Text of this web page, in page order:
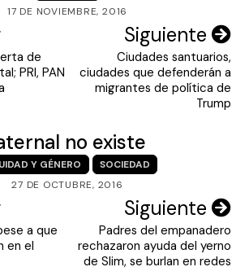
17 DE NOVIEMBRE, 2016
de
PRI, PAN
Siguiente
Ciudades santuarios,
ciudades que defenderán a
migrantes de política de
Trump
no existe
Y GÉNERO
SOCIEDAD
27 DE OCTUBRE, 2016
a que
en el
Siguiente
Padres del empanadero
rechazaron ayuda del yerno
de Slim, se burlan en redes